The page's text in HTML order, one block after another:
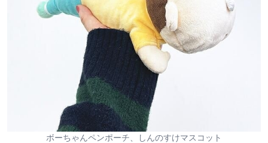
ボーちゃんペンポーチ、しんのすけマスコット